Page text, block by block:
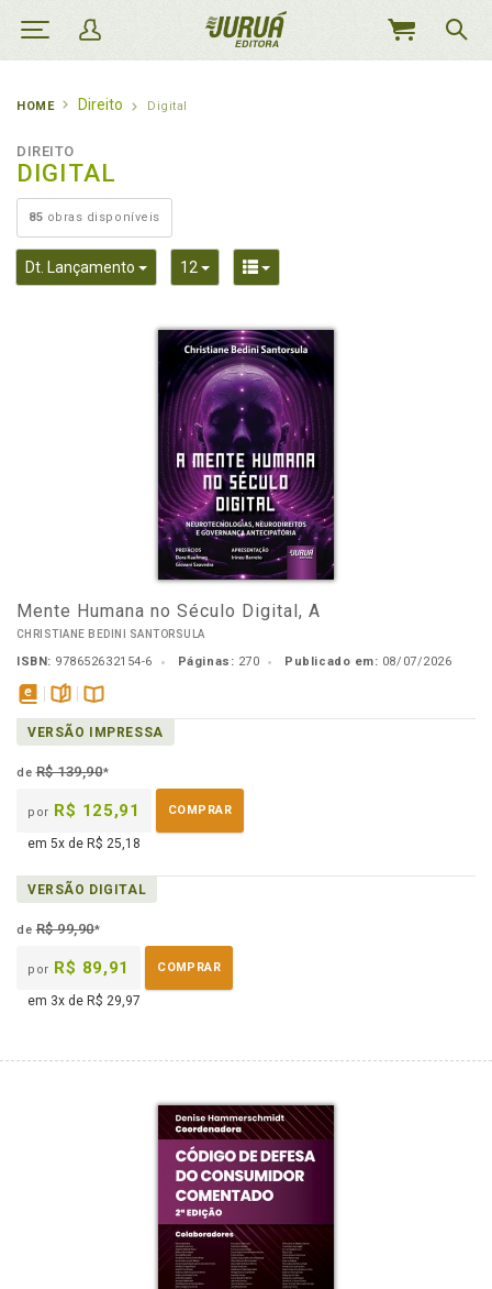
MEU
HOME Direito Digital
DIREITO
DIGITAL
85 obras disponíveis
Dt. Lançamento Toggle Dropdown
12 Toggle DropdownToggle Dropdown
Mente Humana no Século Digital, A
CHRISTIANE BEDINI SANTORSULA
ISBN: 978652632154-6 Páginas: 270 Publicado em: 08/07/2026
disponível
em
páginasDisponível
na
VERSÃO IMPRESSA
deR$ 139,90*
por R$ 125,91 COMPRAR
em 5x de R$ 25,18
VERSÃO DIGITAL
deR$ 99,90*
por R$ 89,91 COMPRAR
em 3x de R$ 29,97